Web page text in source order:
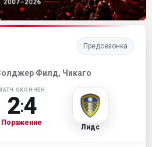
Предсезонка
Филд, Чикаго
ОКОНЧЕН
2:4
Поражение
Лидс